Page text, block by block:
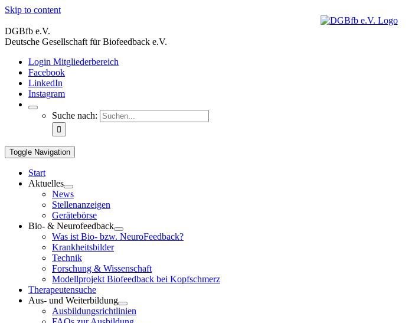
Skip to content
DGBfb e.V.
Deutsche Gesellschaft für Biofeedback e.V.
Login Mitgliederbereich
Facebook
LinkedIn
Instagram
Suche nach:
Toggle Navigation
Start
Aktuelles
News
Stellenanzeigen
Gerätebörse
Bio- & Neurofeedback
Was ist Bio- bzw. NeuroFeedback?
Krankheitsbilder
Technik
Forschung & Wissenschaft
Modellprojekt Biofeedback bei Kopfschmerz
Therapeutensuche
Aus- und Weiterbildung
Ausbildungsrichtlinien